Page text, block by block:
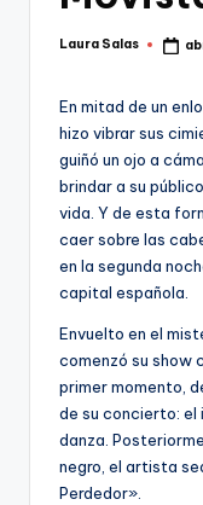
Publicado
Laura Salas
En mitad de un
hizo vibrar sus
guiñó un ojo a
brindar a su
vida. Y de esta
caer sobre las
en la segunda
capital española.
Envuelto en el
comenzó su show
primer momento,
de su concierto: el
danza.
negro, el artista
Perdedor».